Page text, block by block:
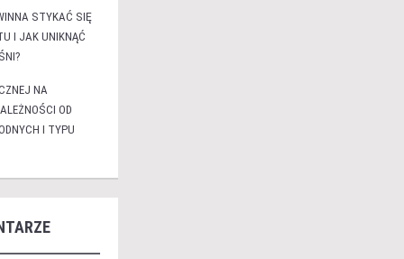
STYKAĆ SIĘ
I JAK UNIKNĄĆ
NA
OD
I TYPU